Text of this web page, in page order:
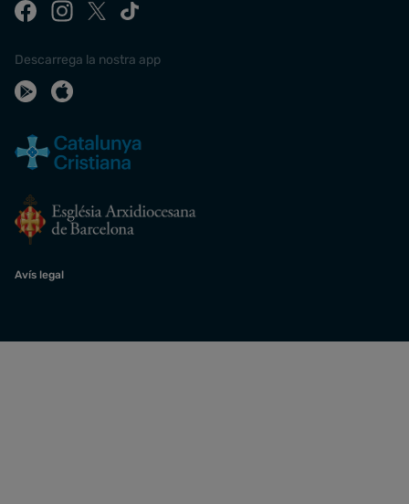
Descarrega la nostra app
Avís legal